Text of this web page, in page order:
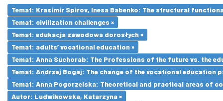
Temat: Krasimir Spirov, Inesa Babenko: The structural
Temat: civilization challenges ×
Temat: edukacja zawodowa dorosłych ×
Temat: adults’ vocational education ×
Temat: Anna Suchorab: The Professions of the future vs. the
Temat: Andrzej Bogaj: The change of the vocational education
Temat: Anna Pogorzelska: Theoretical and practical areas of
Autor: Ludwikowska, Katarzyna ×